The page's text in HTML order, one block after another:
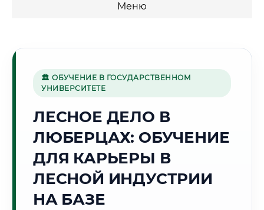
Меню
промышленность"
🏢
Г. ЛЮБЕРЦЫ
Точное местное время:
10:13:57
Четверг, 6 Августа
🏛 ОБУЧЕНИЕ В ГОСУДАРСТВЕННОМ
УНИВЕРСИТЕТЕ
ЛЕСНОЕ ДЕЛО В
ЛЮБЕРЦАХ: ОБУЧЕНИЕ
ДЛЯ КАРЬЕРЫ В
ЛЕСНОЙ ИНДУСТРИИ
НА БАЗЕ